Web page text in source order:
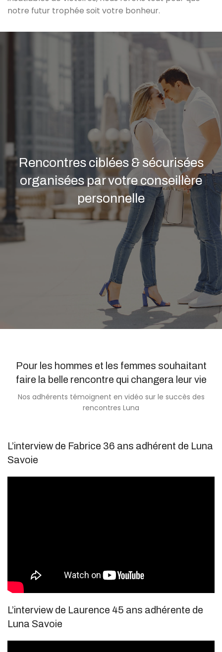
notre futur trophée soit votre bonheur.
Rencontres ciblées & sécurisées
organisées par votre conseillère
personnelle
Pour les hommes et les femmes souhaitant
faire la belle rencontre qui changera leur vie
Nos adhérents témoignent en vidéo sur le succès des
rencontres Luna
L’interview de Fabrice 36 ans adhérent de Luna
Savoie
L’interview de Laurence 45 ans adhérente de
Luna Savoie